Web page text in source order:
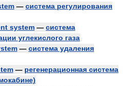
— система регулирования
system — система
углекислого газа
— система удаления
— регенерационная система